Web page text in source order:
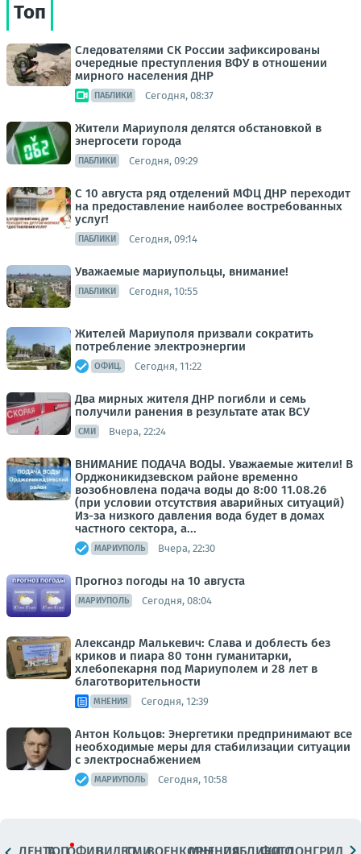
Топ
Следователями СК России зафиксированы
очередные преступления ВФУ в отношении
мирного населения ДНР
ПАБЛИКИ Сегодня, 08:37
Жители Мариуполя делятся обстановкой в
энергосети города
ПАБЛИКИ Сегодня, 09:29
С 10 августа ряд отделений МФЦ ДНР переходит
на предоставление наиболее востребованных
услуг!
ПАБЛИКИ Сегодня, 09:14
Уважаемые мариупольцы, внимание!
ПАБЛИКИ Сегодня, 10:55
Жителей Мариуполя призвали сократить
потребление электроэнергии
ОФИЦ. Сегодня, 11:22
Два мирных жителя ДНР погибли и семь
получили ранения в результате атак ВСУ
СМИ Вчера, 22:24
ВНИМАНИЕ ПОДАЧА ВОДЫ. Уважаемые жители! В
Орджоникидзевском районе временно
возобновлена подача воды до 8:00 11.08.26
(при условии отсутствия аварийных ситуаций)
Из-за низкого давления вода будет в домах
частного сектора, а...
МАРИУПОЛЬ Вчера, 22:30
Прогноз погоды на 10 августа
МАРИУПОЛЬ Сегодня, 08:04
Александр Малькевич: Слава и доблесть без
криков и пиара 80 тонн гуманитарки,
хлебопекарня под Мариуполем и 28 лет в
благотворительности
МНЕНИЯ Сегодня, 12:39
Антон Кольцов: Энергетики предпринимают все
необходимые меры для стабилизации ситуации
с электроснабжением
МАРИУПОЛЬ Сегодня, 10:58
ЛЕНТАТОПОФИЦ.ВИДЕОСМИВОЕНКОРЫМНЕНИЯПАБЛИКИ
ФОТОЛОНГРИДЫ